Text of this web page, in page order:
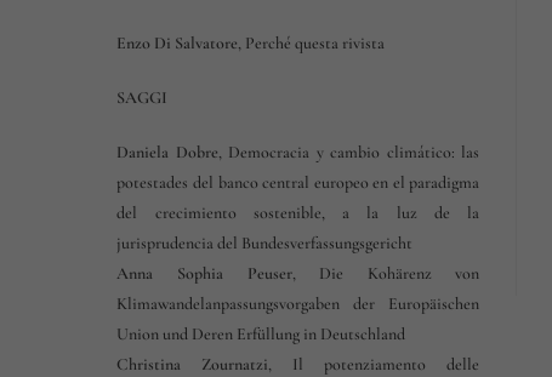
Enzo Di Salvatore, Perché questa rivista
SAGGI
Daniela Dobre, Democracia y cambio climático: las
potestades del banco central europeo en el paradigma
del crecimiento sostenible, a la luz de la
jurisprudencia del Bundesverfassungsgericht
Anna Sophia Peuser, Die Kohärenz von
Klimawandelanpassungsvorgaben der Europäischen
Union und Deren Erfüllung in Deutschland
Christina Zournatzi, Il potenziamento delle